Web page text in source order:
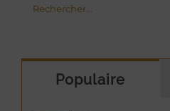
Populaire